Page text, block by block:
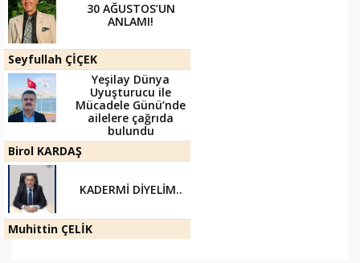
30 AĞUSTOS’UN
ANLAMI!
Seyfullah ÇİÇEK
Yeşilay Dünya
Uyuşturucu ile
Mücadele Günü’nde
ailelere çağrıda
bulundu
Birol KARDAŞ
KADERMİ DİYELİM..
Muhittin ÇELİK